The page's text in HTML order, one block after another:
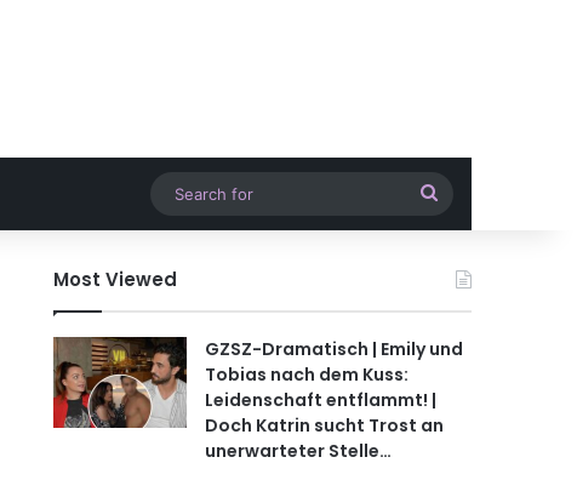
for
Most Viewed
GZSZ-Dramatisch | Emily und
Tobias nach dem Kuss:
Leidenschaft entflammt! |
Doch Katrin sucht Trost an
unerwarteter Stelle…